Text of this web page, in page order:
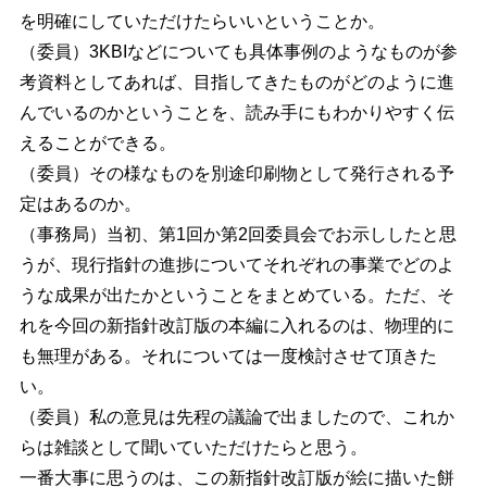
を明確にしていただけたらいいということか。
（委員）3KBIなどについても具体事例のようなものが参
考資料としてあれば、目指してきたものがどのように進
んでいるのかということを、読み手にもわかりやすく伝
えることができる。
（委員）その様なものを別途印刷物として発行される予
定はあるのか。
（事務局）当初、第1回か第2回委員会でお示ししたと思
うが、現行指針の進捗についてそれぞれの事業でどのよ
うな成果が出たかということをまとめている。ただ、そ
れを今回の新指針改訂版の本編に入れるのは、物理的に
も無理がある。それについては一度検討させて頂きた
い。
（委員）私の意見は先程の議論で出ましたので、これか
らは雑談として聞いていただけたらと思う。
一番大事に思うのは、この新指針改訂版が絵に描いた餅